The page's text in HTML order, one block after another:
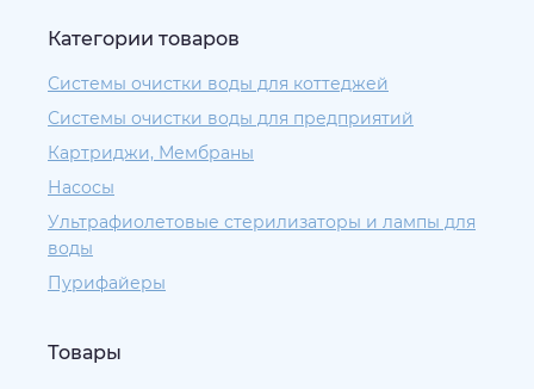
Категории товаров
Системы очистки воды для коттеджей
Системы очистки воды для предприятий
Картриджи, Мембраны
Насосы
Ультрафиолетовые стерилизаторы и лампы для
воды
Пурифайеры
Товары